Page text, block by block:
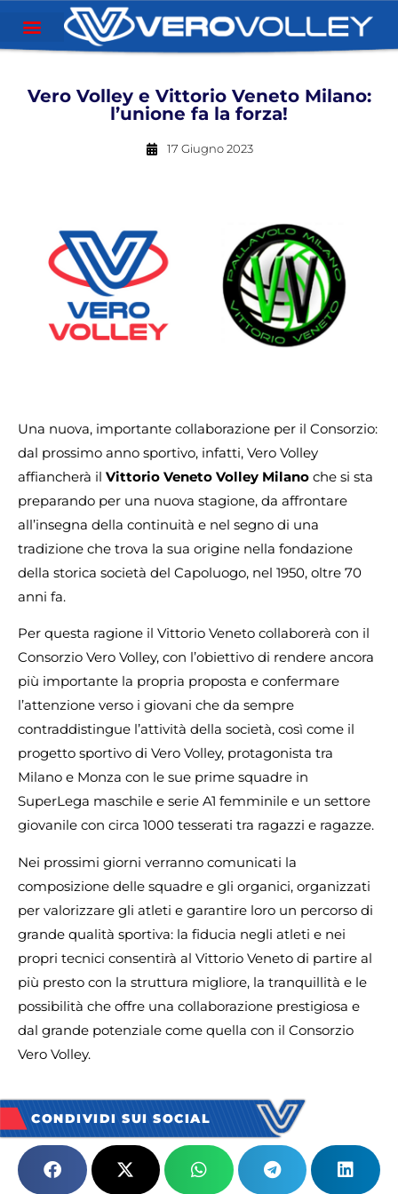
Vero Volley e Vittorio Veneto Milano:
l’unione fa la forza!
17 Giugno 2023
Una nuova, importante collaborazione per il Consorzio:
dal prossimo anno sportivo, infatti, Vero Volley
affiancherà il Vittorio Veneto Volley Milano che si sta
preparando per una nuova stagione, da affrontare
all’insegna della continuità e nel segno di una
tradizione che trova la sua origine nella fondazione
della storica società del Capoluogo, nel 1950, oltre 70
anni fa.
Per questa ragione il Vittorio Veneto collaborerà con il
Consorzio Vero Volley, con l’obiettivo di rendere ancora
più importante la propria proposta e confermare
l’attenzione verso i giovani che da sempre
contraddistingue l’attività della società, così come il
progetto sportivo di Vero Volley, protagonista tra
Milano e Monza con le sue prime squadre in
SuperLega maschile e serie A1 femminile e un settore
giovanile con circa 1000 tesserati tra ragazzi e ragazze.
Nei prossimi giorni verranno comunicati la
composizione delle squadre e gli organici, organizzati
per valorizzare gli atleti e garantire loro un percorso di
grande qualità sportiva: la fiducia negli atleti e nei
propri tecnici consentirà al Vittorio Veneto di partire al
più presto con la struttura migliore, la tranquillità e le
possibilità che offre una collaborazione prestigiosa e
dal grande potenziale come quella con il Consorzio
Vero Volley.
CONDIVIDI SUI SOCIAL